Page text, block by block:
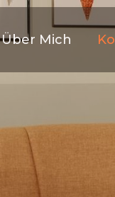
Über Mich